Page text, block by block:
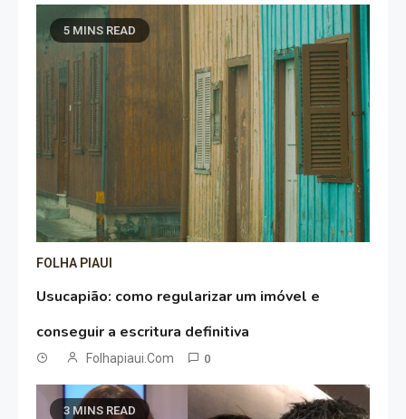
5 MINS READ
FOLHA PIAUI
Usucapião: como regularizar um imóvel e
conseguir a escritura definitiva
Folhapiaui.com 0
3 MINS READ